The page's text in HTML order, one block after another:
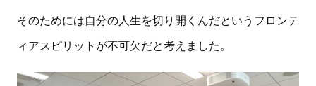
そのためには自分の人生を切り開くんだというフロンテ
ィアスピリットが不可欠だと考えました。